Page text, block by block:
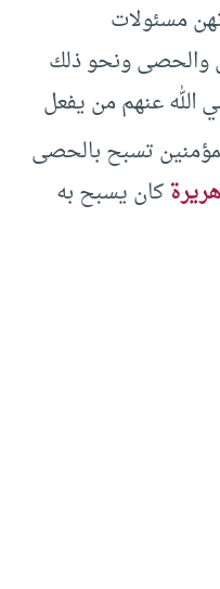
مسئولات
والحصى ونحو ذلك
عنهم من يفعل
تسبح بالحصى
كان يسبح به